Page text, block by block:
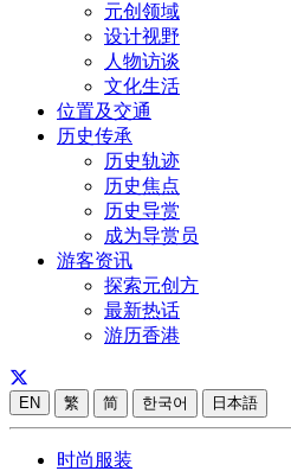
元创领域
设计视野
人物访谈
文化生活
位置及交通
历史传承
历史轨迹
历史焦点
历史导赏
成为导赏员
游客资讯
探索元创方
最新热话
游历香港
EN 繁 简 한국어 日本語
时尚服装